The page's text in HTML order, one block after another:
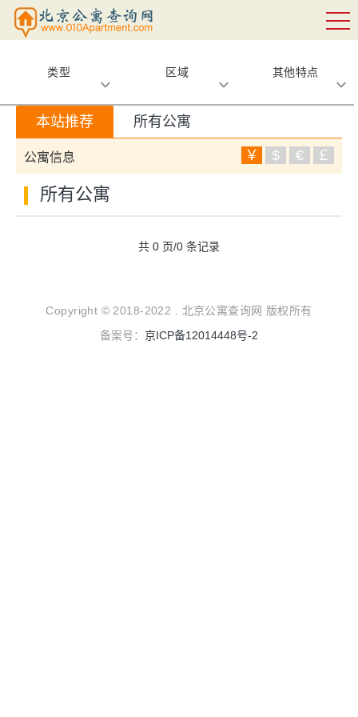
类型 区域 其他特点
本站推荐 所有公寓
公寓信息 ￥ $ € ￡
所有公寓
共 0 页/0 条记录
Copyright © 2018-2022 . 北京公寓查询网 版权所有
备案号： 京ICP备12014448号-2